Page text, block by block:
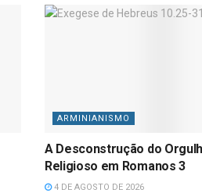
ARMINIANISMO
A Desconstrução do
Religioso em Romanos 3
4 DE AGOSTO DE 2026